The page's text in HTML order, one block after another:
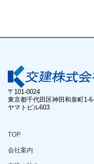
〒101-0024
東京都千代田区神田和泉町1-
ヤマトビル603
TOP
会社案内